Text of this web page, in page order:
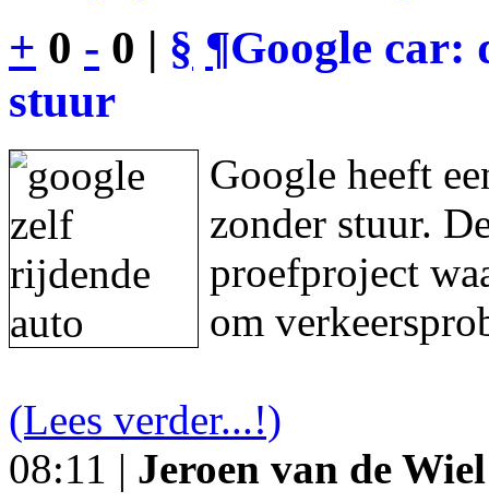
+ 0 - 0 | § ¶Google car:
stuur
Google heeft
zonder stuur.
proefproject
om
(Lees verder...!)
08:11 | Jeroen van de Wiel